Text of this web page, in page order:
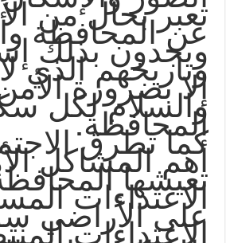
تعبر بحال من
عن المحافظة
ويجدون بذلك
وتاريخهم الذي
إلا بضرورة
والسلام لكل
المحافظة. كما تطرق
أهم المشاكل
تعيشها
الاعتداءات
على الأراضي
الاعتداءات